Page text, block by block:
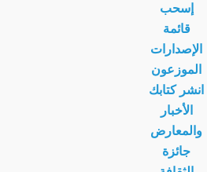
إسحب
قائمة
الإصدارات
الموزعون
انشر كتابك
الأخبار
والمعارض
جائزة